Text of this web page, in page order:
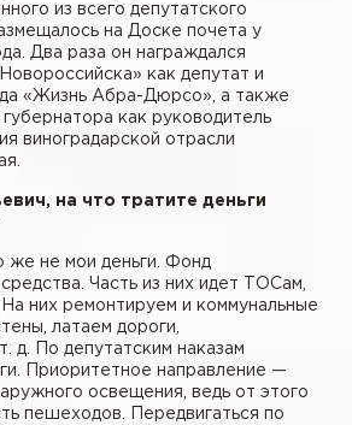
из всего депутатского
на Доске почета у
Два раза он награждался
как депутат и
«Жизнь Абра-Дюрсо», а также
как руководитель
виноградарской отрасли
на что тратите деньги
же не мои деньги. Фонд
Часть из них идет ТОСам,
них ремонтируем и коммунальные
латаем дороги,
д. По депутатским наказам
Приоритетное направление —
освещения, ведь от этого
пешеходов. Передвигаться по